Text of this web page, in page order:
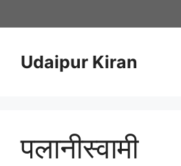
to
Udaipur Kiran
पलानीस्वामी